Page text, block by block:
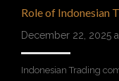
Role of Indonesian
December 22, 2025
Indonesian Trading